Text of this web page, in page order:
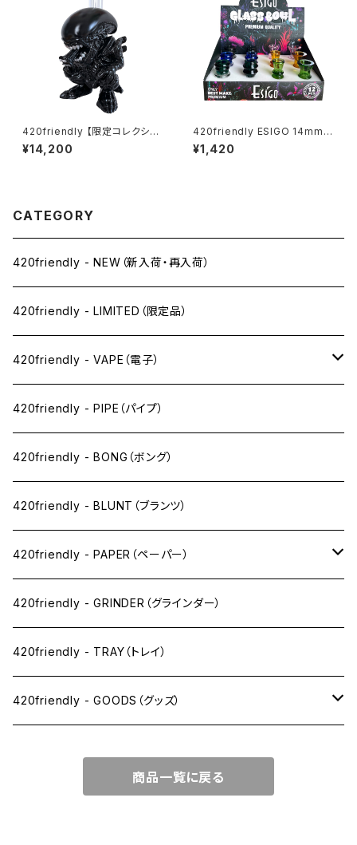
420friendly 【限定コレクショ
ン】Alien Xenomorph Bong
- PVC & GLASS / エイリアン
¥14,200
420friendly ESIGO 14mmガ
ラスボウル(火皿) Phoenix As
h Catcher
¥1,420
CATEGORY
420friendly - NEW（新入荷・再入荷）
420friendly - LIMITED（限定品）
420friendly - VAPE（電子）
ペン下
ニコパフ系
ドライ系
ワックス系
420friendly - PIPE（パイプ）
420friendly - BONG（ボング）
420friendly - BLUNT（ブランツ）
420friendly - PAPER（ペーパー）
SW(シングルワイド）サイズ
1 1/4サイズ
キングサイズスリム
キングサイズワイド
420friendly - GRINDER（グラインダー）
420friendly - TRAY（トレイ）
420friendly - GOODS（グッズ）
JOINT（ジョイント系）
商品一覧に戻る